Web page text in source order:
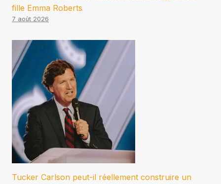
fille Emma Roberts
7 août 2026
Tucker Carlson peut-il réellement construire un